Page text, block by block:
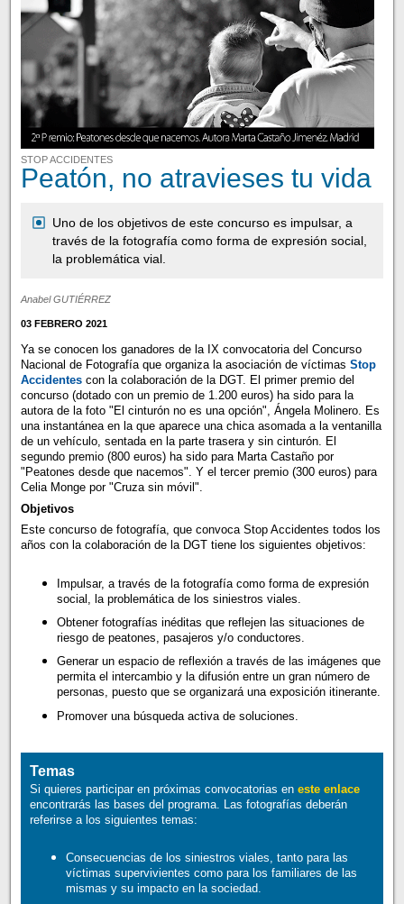
STOP ACCIDENTES
Peatón, no atravieses tu vida
Uno de los objetivos de este concurso es impulsar, a
través de la fotografía como forma de expresión social,
la problemática vial.
Anabel GUTIÉRREZ
03 FEBRERO 2021
Ya se conocen los ganadores de la IX convocatoria del Concurso
Nacional de Fotografía que organiza la asociación de víctimas Stop
Accidentescon la colaboración de la DGT. El primer premio del
concurso (dotado con un premio de 1.200 euros) ha sido para la
autora de la foto "El cinturón no es una opción", Ángela Molinero. Es
una instantánea en la que aparece una chica asomada a la ventanilla
de un vehículo, sentada en la parte trasera y sin cinturón. El
segundo premio (800 euros) ha sido para Marta Castaño por
"Peatones desde que nacemos". Y el tercer premio (300 euros) para
Celia Monge por "Cruza sin móvil".
Objetivos
Este concurso de fotografía, que convoca Stop Accidentes todos los
años con la colaboración de la DGT tiene los siguientes objetivos:
Impulsar, a través de la fotografía como forma de expresión
social, la problemática de los siniestros viales.
Obtener fotografías inéditas que reflejen las situaciones de
riesgo de peatones, pasajeros y/o conductores.
Generar un espacio de reflexión a través de las imágenes que
permita el intercambio y la difusión entre un gran número de
personas, puesto que se organizará una exposición itinerante.
Promover una búsqueda activa de soluciones.
Temas
Si quieres participar en próximas convocatorias en este enlace
encontrarás las bases del programa. Las fotografías deberán
referirse a los siguientes temas:
Consecuencias de los siniestros viales, tanto para las
víctimas supervivientes como para los familiares de las
mismas y su impacto en la sociedad.